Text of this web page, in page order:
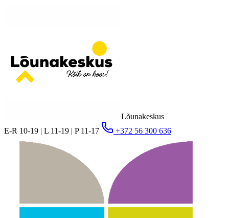
Lõunakeskus
E-R 10-19 | L 11-19 | P 11-17
+372 56 300 636